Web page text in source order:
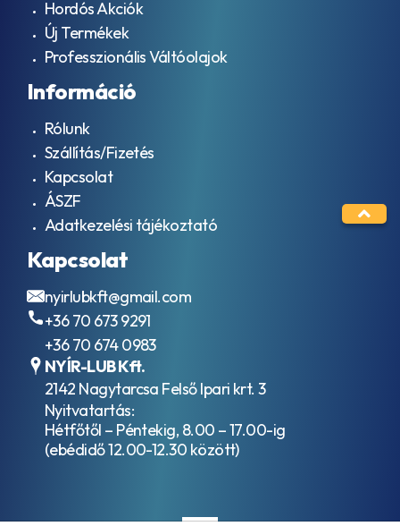
Hordós Akciók
Új Termékek
Professzionális Váltóolajok
Információ
Rólunk
Szállítás/Fizetés
Kapcsolat
ÁSZF
Adatkezelési tájékoztató
Kapcsolat
nyirlubkft@gmail.com
+36 70 673 9291
+36 70 674 0983
NYÍR-LUB Kft.
2142 Nagytarcsa Felső Ipari krt. 3
Nyitvatartás:
Hétfőtől – Péntekig, 8.00 – 17.00-ig
(ebédidő 12.00-12.30 között)